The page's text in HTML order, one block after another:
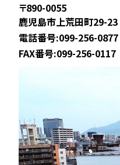
〒890-0055
鹿児島市上荒田町29-23
電話番号:099-256-0877
FAX番号:099-256-0117